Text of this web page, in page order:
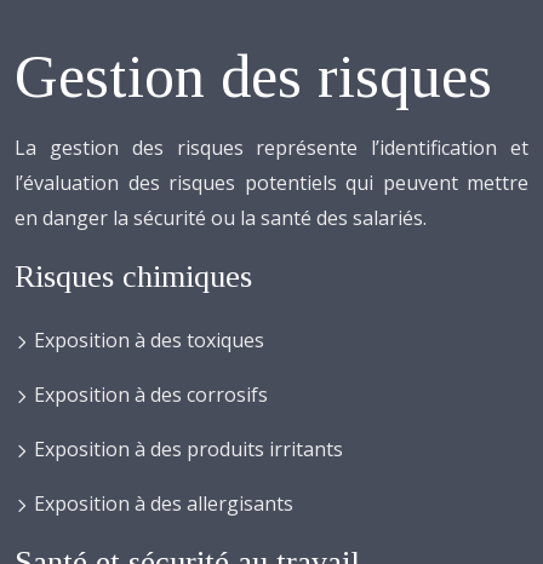
Gestion des risques
La gestion des risques représente l’identification et
l’évaluation des risques potentiels qui peuvent mettre
en danger la sécurité ou la santé des salariés.
Risques chimiques
Exposition à des toxiques
Exposition à des corrosifs
Exposition à des produits irritants
Exposition à des allergisants